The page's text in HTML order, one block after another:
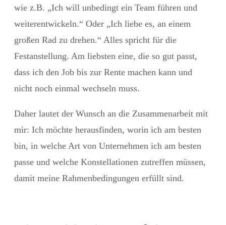
wie z.B. „Ich will unbedingt ein Team führen und
weiterentwickeln.“ Oder „Ich liebe es, an einem
großen Rad zu drehen.“ Alles spricht für die
Festanstellung. Am liebsten eine, die so gut passt,
dass ich den Job bis zur Rente machen kann und
nicht noch einmal wechseln muss.
Daher lautet der Wunsch an die Zusammenarbeit mit
mir: Ich möchte herausfinden, worin ich am besten
bin, in welche Art von Unternehmen ich am besten
passe und welche Konstellationen zutreffen müssen,
damit meine Rahmenbedingungen erfüllt sind.